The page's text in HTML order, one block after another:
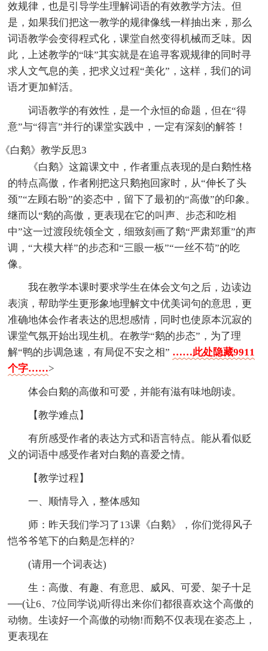
效规律，也是引导学生理解词语的有效教学方法。但
是，如果我们把这一教学的规律像线一样抽出来，那么
词语教学会变得程式化，课堂自然变得机械而乏味。因
此，上述教学的“味”其实就是在追寻客观规律的同时寻
求人文气息的美，把求义过程“美化”，这样，我们的词
语才更加鲜活。
词语教学的有效性，是一个永恒的命题，但在“得
意”与“得言”并行的课堂实践中，一定有深刻的解答！
《白鹅》教学反思3
《白鹅》这篇课文中，作者重点表现的是白鹅性格
的特点高傲，作者刚把这只鹅抱回家时，从“伸长了头
颈”“左顾右盼”的姿态中，留下了最初的“高傲”的印象。
继而以“鹅的高傲，更表现在它的叫声、步态和吃相
中”这一过渡段统领全文，细致刻画了鹅“严肃郑重”的声
调，“大模大样”的步态和“三眼一板”“一丝不苟”的吃
像。
我在教学本课时要求学生在体会文句之后，边读边
表演，帮助学生更形象地理解文中优美词句的意思，更
准确地体会作者表达的思想感情，同时也使原本沉寂的
课堂气氛开始出现生机。在教学“鹅的步态”，为了理
解“鸭的步调急速，有局促不安之相” ……此处隐藏9911
个字……>
体会白鹅的高傲和可爱，并能有滋有味地朗读。
【教学难点】
有所感受作者的表达方式和语言特点。能从看似贬
义的词语中感受作者对白鹅的喜爱之情。
【教学过程】
一、顺情导入，整体感知
师：昨天我们学习了13课《白鹅》，你们觉得风子
恺爷爷笔下的白鹅是怎样的?
(请用一个词表达)
生：高傲、有趣、有意思、威风、可爱、架子十足
──(让6、7位同学说)听得出来你们都很喜欢这个高傲的
动物。生读好一个高傲的动物!而鹅不仅表现在姿态上，
更表现在